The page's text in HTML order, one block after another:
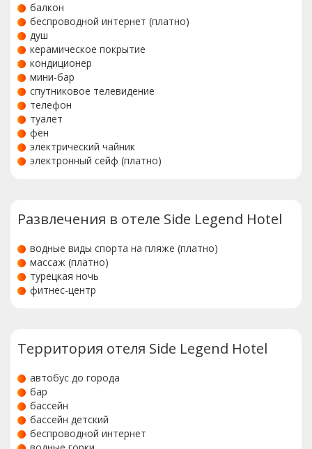
балкон
беспроводной интернет (платно)
душ
керамическое покрытие
кондиционер
мини-бар
спутниковое телевидение
телефон
туалет
фен
электрический чайник
электронный сейф (платно)
Развлечения в отеле Side Legend Hotel
водные виды спорта на пляже (платно)
массаж (платно)
турецкая ночь
фитнес-центр
Территория отеля Side Legend Hotel
автобус до города
бар
бассейн
бассейн детский
беспроводной интернет